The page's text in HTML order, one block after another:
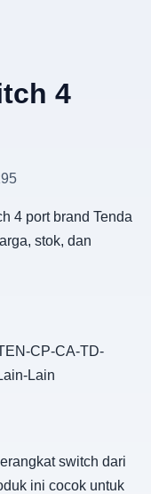
4
4 port brand Tenda
stok, dan
CP-CA-TD-
Lain
switch dari
ini cocok untuk